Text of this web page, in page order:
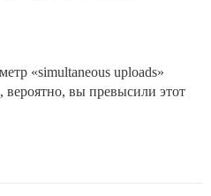
«simultaneous uploads»
вероятно, вы превысили этот